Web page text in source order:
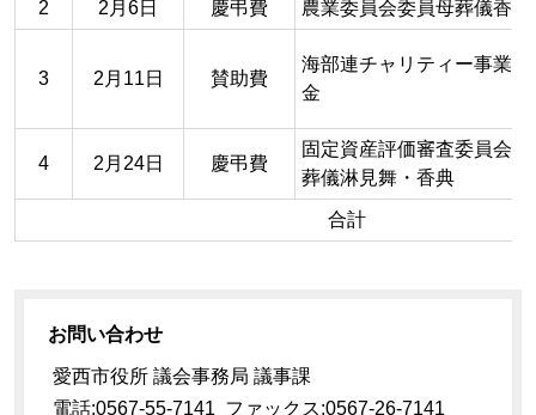
2 2月6日 慶弔費 農業委員会委員母葬儀香典
3 2月11日 賛助費
海部連チャリティー事業協
金
4 2月24日 慶弔費
固定資産評価審査委員会委
葬儀淋見舞・香典
合計
お問い合わせ
愛西市役所 議会事務局 議事課
電話:0567-55-7141 ファックス:0567-26-7141